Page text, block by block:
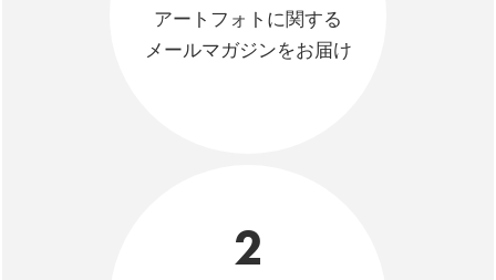
アートフォトに関する
メールマガジンをお届け
2